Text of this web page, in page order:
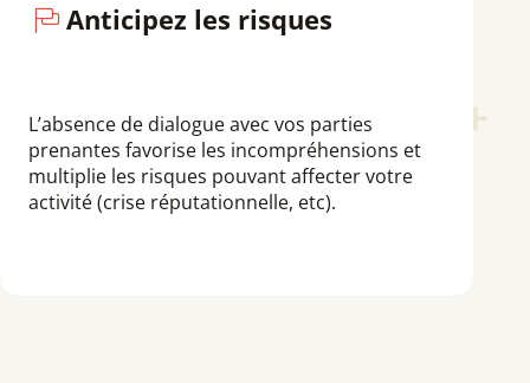
Anticipez les risques
L’absence de dialogue avec vos parties
prenantes favorise les incompréhensions et
multiplie les risques pouvant affecter votre
activité (crise réputationnelle, etc).